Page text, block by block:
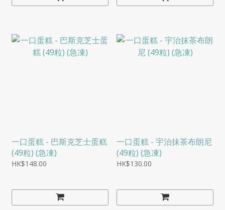
一口蛋糕 - 巴斯克芝士蛋糕
(49粒) (急凍)
HK$148.00
一口蛋糕 - 宇治抹茶布朗尼
(49粒) (急凍)
HK$130.00